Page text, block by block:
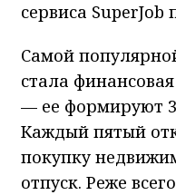
сервиса SuperJob
Самой
стала
— ее формируют
Каждый пятый
покупку
отпуск. Реже